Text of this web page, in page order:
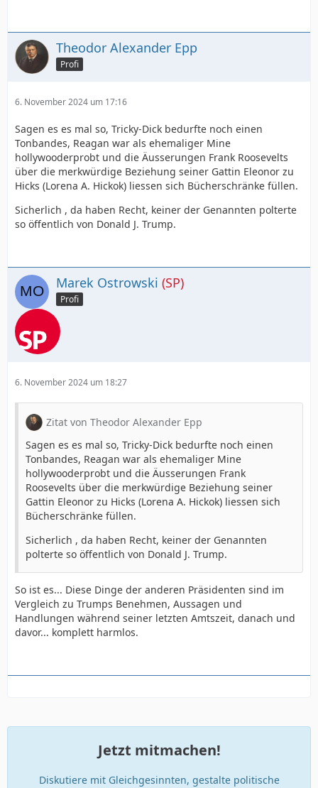
Theodor Alexander Epp
Profi
6. November 2024 um 17:16
Sagen es es mal so, Tricky-Dick bedurfte noch einen
Tonbandes, Reagan war als ehemaliger Mine
hollywooderprobt und die Äusserungen Frank Roosevelts
über die merkwürdige Beziehung seiner Gattin Eleonor zu
Hicks (Lorena A. Hickok) liessen sich Bücherschränke füllen.
Sicherlich , da haben Recht, keiner der Genannten polterte
so öffentlich von Donald J. Trump.
Marek Ostrowski (SP)
Profi
6. November 2024 um 18:27
Zitat von Theodor Alexander Epp
Sagen es es mal so, Tricky-Dick bedurfte noch einen
Tonbandes, Reagan war als ehemaliger Mine
hollywooderprobt und die Äusserungen Frank
Roosevelts über die merkwürdige Beziehung seiner
Gattin Eleonor zu Hicks (Lorena A. Hickok) liessen sich
Bücherschränke füllen.
Sicherlich , da haben Recht, keiner der Genannten
polterte so öffentlich von Donald J. Trump.
So ist es... Diese Dinge der anderen Präsidenten sind im
Vergleich zu Trumps Benehmen, Aussagen und
Handlungen während seiner letzten Amtszeit, danach und
davor... komplett harmlos.
Jetzt mitmachen!
Diskutiere mit Gleichgesinnten, gestalte politische